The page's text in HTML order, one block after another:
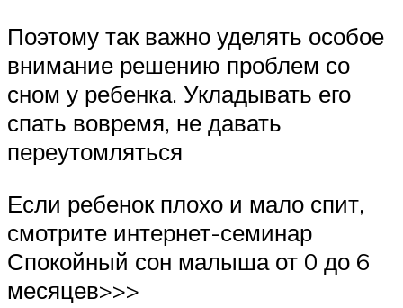
Поэтому так важно уделять особое
внимание решению проблем со
сном у ребенка. Укладывать его
спать вовремя, не давать
переутомляться
Если ребенок плохо и мало спит,
смотрите интернет-семинар
Спокойный сон малыша от 0 до 6
месяцев>>>